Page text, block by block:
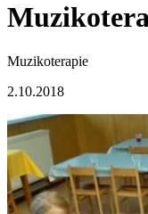
Muzikoterapie
2.10.2018